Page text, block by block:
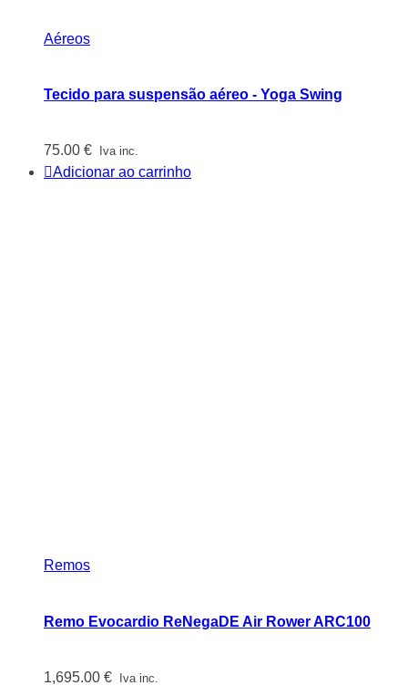
Aéreos
Tecido para suspensão aéreo - Yoga Swing
75.00 € Iva inc.
Adicionar ao carrinho
Remos
Remo Evocardio ReNegaDE Air Rower ARC100
1,695.00 € Iva inc.